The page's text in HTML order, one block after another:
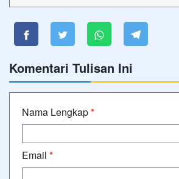
Komentari Tulisan Ini
Nama Lengkap*
Email *